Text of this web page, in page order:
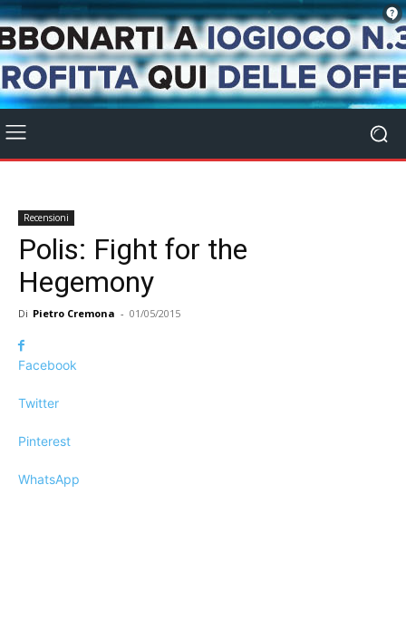
Recensioni
Polis: Fight for the
Hegemony
Di Pietro Cremona - 01/05/2015
Facebook
Twitter
Pinterest
WhatsApp